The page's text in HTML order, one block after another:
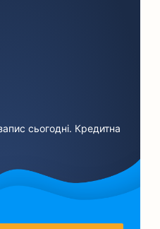
сьогодні. Кредитна